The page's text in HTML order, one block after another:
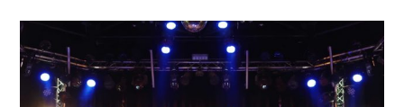
ARCHIV
PRINT & CDS